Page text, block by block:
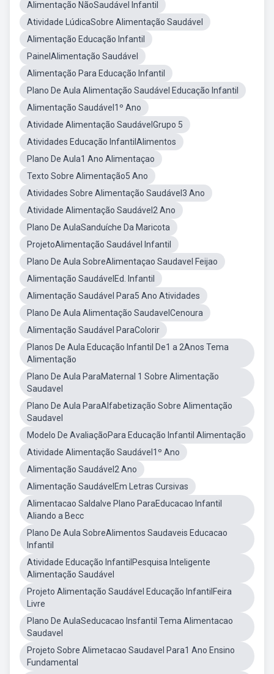
Alimentação NãoSaudável Infantil
Atividade LúdicaSobre Alimentação Saudável
Alimentação Educação Infantil
PainelAlimentação Saudável
Alimentação Para Educação Infantil
Plano De Aula Alimentação Saudável Educação Infantil
Alimentação Saudável1º Ano
Atividade Alimentação SaudávelGrupo 5
Atividades Educação InfantilAlimentos
Plano De Aula1 Ano Alimentaçao
Texto Sobre Alimentação5 Ano
Atividades Sobre Alimentação Saudável3 Ano
Atividade Alimentação Saudável2 Ano
Plano De AulaSanduíche Da Maricota
ProjetoAlimentação Saudável Infantil
Plano De Aula SobreAlimentaçao Saudavel Feijao
Alimentação SaudávelEd. Infantil
Alimentação Saudável Para5 Ano Atividades
Plano De Aula Alimentação SaudavelCenoura
Alimentação Saudável ParaColorir
Planos De Aula Educação Infantil De1 a 2Anos Tema
Alimentação
Plano De Aula ParaMaternal 1 Sobre Alimentação
Saudavel
Plano De Aula ParaAlfabetização Sobre Alimentação
Saudavel
Modelo De AvaliaçãoPara Educação Infantil Alimentação
Atividade Alimentação Saudável1º Ano
Alimentação Saudável2 Ano
Alimentação SaudávelEm Letras Cursivas
Alimentacao Saldalve Plano ParaEducacao Infantil
Aliando a Becc
Plano De Aula SobreAlimentos Saudaveis Educacao
Infantil
Atividade Educação InfantilPesquisa Inteligente
Alimentação Saudável
Projeto Alimentação Saudável Educação InfantilFeira
Livre
Plano De AulaSeducacao Insfantil Tema Alimentacao
Saudavel
Projeto Sobre Alimetacao Saudavel Para1 Ano Ensino
Fundamental